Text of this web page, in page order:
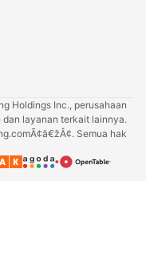
Holdings Inc., perusahaan
layanan terkait lainnya.
Semua hak